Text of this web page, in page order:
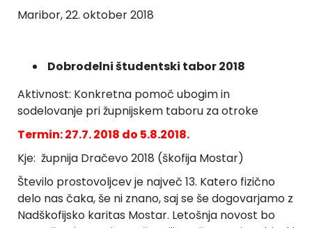
Maribor, 22. oktober 2018
Dobrodelni študentski tabor 2018
Aktivnost: Konkretna pomoč ubogim in
sodelovanje pri župnijskem taboru za otroke
Termin: 27.7. 2018 do 5.8.2018.
Kje: župnija Dračevo 2018 (škofija Mostar)
Število prostovoljcev je največ 13. Katero fizično
delo nas čaka, še ni znano, saj se še dogovarjamo z
Nadškofijsko karitas Mostar. Letošnja novost bo